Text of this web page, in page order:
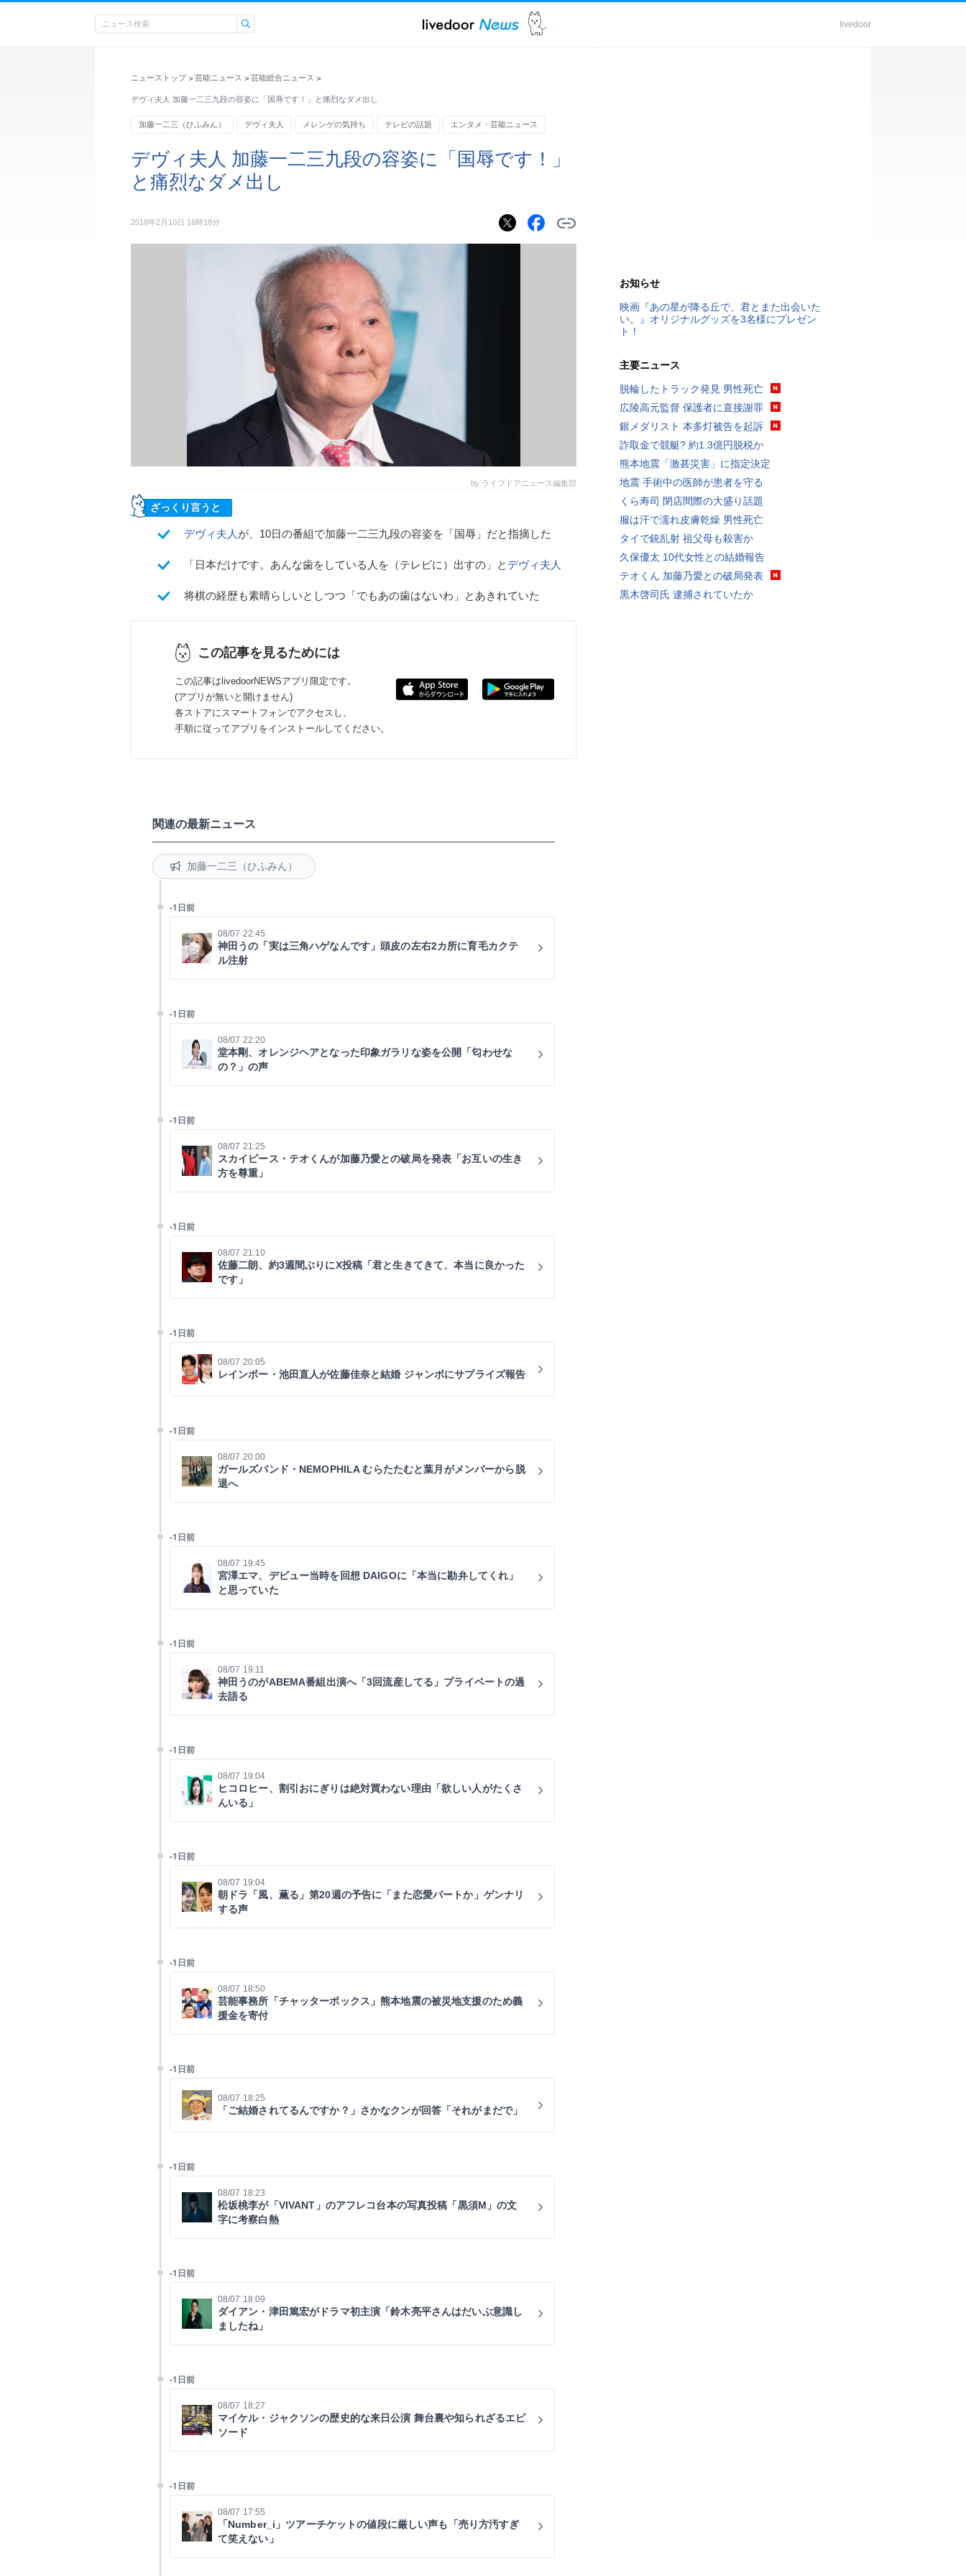
livedoor
ニューストップ > 芸能ニュース > 芸能総合ニュース >
デヴィ夫人 加藤一二三九段の容姿に「国辱です！」と痛烈なダメ出し
加藤一二三（ひふみん） デヴィ夫人 メレンゲの気持ち テレビの話題 エンタメ・芸能ニュース
デヴィ夫人 加藤一二三九段の容姿に「国辱です！」
と痛烈なダメ出し
2018年2月10日 16時18分
by ライブドアニュース編集部
ざっくり言うと
デヴィ夫人 が、10日の番組で加藤一二三九段の容姿を「国辱」だと指摘した
「日本だけです。あんな歯をしている人を（テレビに）出すの」と デヴィ夫人
将棋の経歴も素晴らしいとしつつ「でもあの歯はないわ」とあきれていた
この記事を見るためには
この記事はlivedoorNEWSアプリ限定です。
(アプリが無いと開けません)
各ストアにスマートフォンでアクセスし、
手順に従ってアプリをインストールしてください。
関連の最新ニュース
加藤一二三（ひふみん）
-1日前
08/07 22:45
神田うの「実は三角ハゲなんです」頭皮の左右2カ所に育毛カクテ
ル注射
-1日前
08/07 22:20
堂本剛、オレンジヘアとなった印象ガラリな姿を公開「匂わせな
の？」の声
-1日前
08/07 21:25
スカイピース・テオくんが加藤乃愛との破局を発表「お互いの生き
方を尊重」
-1日前
08/07 21:10
佐藤二朗、約3週間ぶりにX投稿「君と生きてきて、本当に良かった
です」
-1日前
08/07 20:05
レインボー・池田直人が佐藤佳奈と結婚 ジャンボにサプライズ報告
-1日前
08/07 20:00
ガールズバンド・NEMOPHILA むらたたむと葉月がメンバーから脱
退へ
-1日前
08/07 19:45
宮澤エマ、デビュー当時を回想 DAIGOに「本当に勘弁してくれ」
と思っていた
-1日前
08/07 19:11
神田うのがABEMA番組出演へ「3回流産してる」プライベートの過
去語る
-1日前
08/07 19:04
ヒコロヒー、割引おにぎりは絶対買わない理由「欲しい人がたくさ
んいる」
-1日前
08/07 19:04
朝ドラ「風、薫る」第20週の予告に「また恋愛パートか」ゲンナリ
する声
-1日前
08/07 18:50
芸能事務所「チャッターボックス」熊本地震の被災地支援のため義
援金を寄付
-1日前
08/07 18:25
「ご結婚されてるんですか？」さかなクンが回答「それがまだで」
-1日前
08/07 18:23
松坂桃李が「VIVANT」のアフレコ台本の写真投稿「黒須M」の文
字に考察白熱
-1日前
08/07 18:09
ダイアン・津田篤宏がドラマ初主演「鈴木亮平さんはだいぶ意識し
ましたね」
-1日前
08/07 18:27
マイケル・ジャクソンの歴史的な来日公演 舞台裏や知られざるエピ
ソード
-1日前
08/07 17:55
「Number_i」ツアーチケットの値段に厳しい声も「売り方汚すぎ
て笑えない」
お知らせ
映画『あの星が降る丘で、君とまた出会いた
い。』オリジナルグッズを3名様にプレゼン
ト！
主要ニュース
脱輪したトラック発見 男性死亡
広陵高元監督 保護者に直接謝罪
銀メダリスト 本多灯被告を起訴
詐取金で競艇? 約1.3億円脱税か
熊本地震「激甚災害」に指定決定
地震 手術中の医師が患者を守る
くら寿司 閉店間際の大盛り話題
服は汗で濡れ皮膚乾燥 男性死亡
タイで銃乱射 祖父母も殺害か
久保優太 10代女性との結婚報告
テオくん 加藤乃愛との破局発表
黒木啓司氏 逮捕されていたか